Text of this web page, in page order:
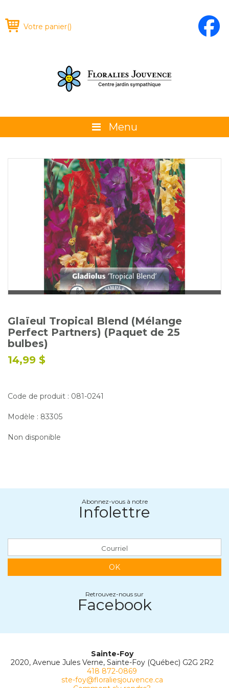
Votre panier()
Menu
La boutique
Promotions et évènements
Conseils
Glossaire
Calendrier horticole
Emplois
Service à la clientèle
Nous joindre
Glaïeul Tropical Blend (Mélange
Perfect Partners) (Paquet de 25
bulbes)
14,99 $
Code de produit : 081-0241
Modèle : 83305
Non disponible
Abonnez-vous à notre
Infolettre
OK
Retrouvez-nous sur
Facebook
Sainte-Foy
2020, Avenue Jules Verne, Sainte-Foy (Québec) G2G 2R2
418 872-0869
ste-foy@floraliesjouvence.ca